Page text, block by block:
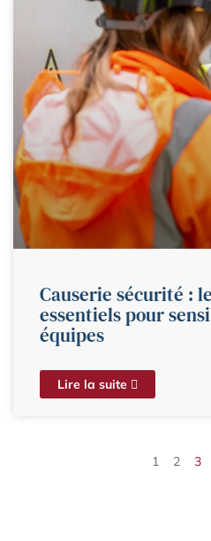
Causerie sécurité :
essentiels pour
équipes
Lire la suite
1 2 3